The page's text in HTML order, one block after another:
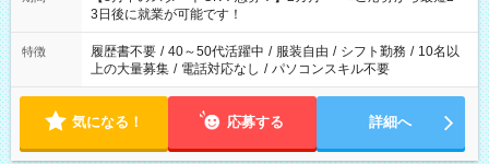
ね。 ※Wワーク希望の方へ 今ご覧のお仕事で希望する勤務時間
と、もう1つのお仕事の勤務時間。 合計で週40時間を超える場
合は応募できません。
3日後に就業が可能です！
特徴 履歴書不要 / 40～50代活躍中 / 服装自由 / シフト勤務 / 10名以
上の大量募集 / 電話対応なし / パソコンスキル不要
気になる！ 応募する 詳細へ